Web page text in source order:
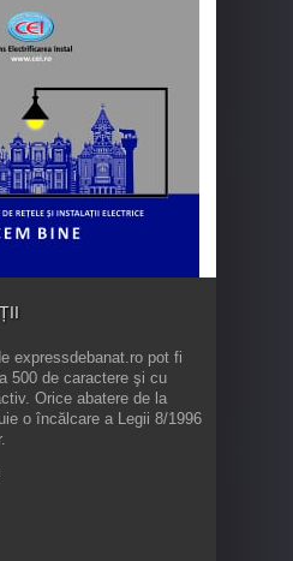
expressdebanat.ro pot fi
500 de caractere şi cu
Orice abatere de la
o încălcare a Legii 8/1996